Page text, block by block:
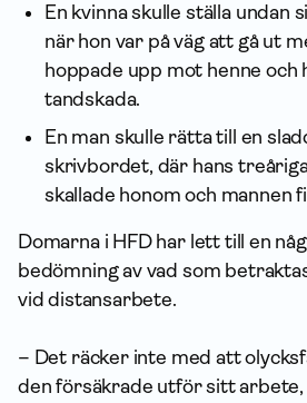
En kvinna skulle ställa undan
när hon var på väg att gå ut
hoppade upp mot henne och
tandskada.
En man skulle rätta till en
skrivbordet, där hans
skallade honom och mannen
Domarna i HFD har lett till en
bedömning av vad som
vid distansarbete.
– Det räcker inte med att
den försäkrade utför sitt arbete,